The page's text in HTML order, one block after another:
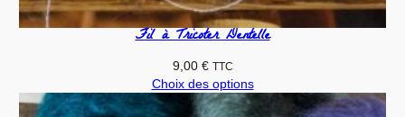
Fil à Tricoter Dentelle
9,00 € TTC
Choix des options